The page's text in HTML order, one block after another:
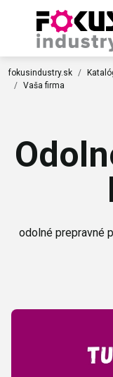
fokusindustry.sk
Vaša firma
odolné prepravné